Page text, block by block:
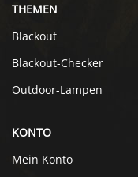
THEMEN
Blackout
Blackout-Checker
Outdoor-Lampen
KONTO
Mein Konto